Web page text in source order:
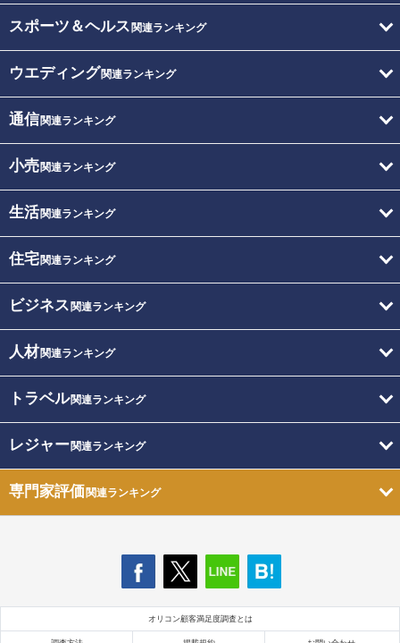
スポーツ＆ヘルス 関連ランキング
ウエディング関連ランキング
通信関連ランキング
小売関連ランキング
生活関連ランキング
住宅関連ランキング
ビジネス 関連ランキング
人材関連ランキング
トラベル関連ランキング
レジャー関連ランキング
専門家評価関連ランキング
オリコン顧客満足度調査とは